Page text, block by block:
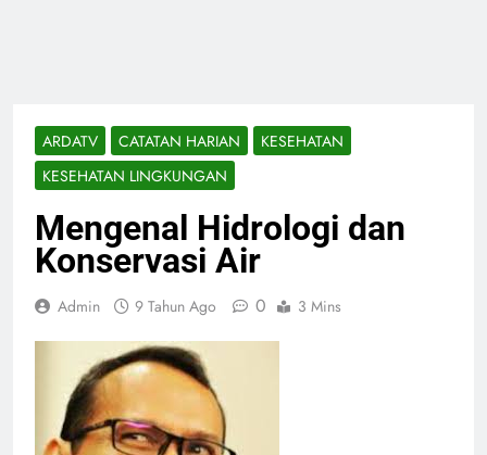
ARDATV CATATAN HARIAN
KESEHATAN
KESEHATAN LINGKUNGAN
Mengenal Hidrologi dan
Konservasi Air
Admin 9 Tahun Ago 0 3 Mins